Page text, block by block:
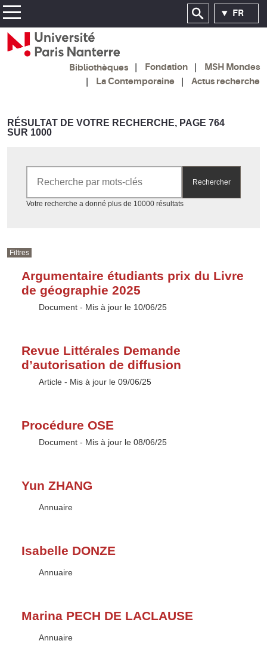
FR
Bibliothèques Fondation
MSH Mondes
La Contemporaine
Actus recherche
RÉSULTAT DE VOTRE RECHERCHE, PAGE 764
SUR 1000
Rechercher
Votre recherche a donné plus de 10000 résultatsAccéder aux résultats
Filtres
Argumentaire étudiants prix du Livre
de géographie 2025
Type :
Document - Mis à jour le 10/06/25
Revue Littérales Demande
d’autorisation de diffusion
Type :
Article - Mis à jour le 09/06/25
Procédure OSE
Type :
Document - Mis à jour le 08/06/25
Yun ZHANG
Type :
Annuaire
Isabelle DONZE
Type :
Annuaire
Marina PECH DE LACLAUSE
Type :
Annuaire